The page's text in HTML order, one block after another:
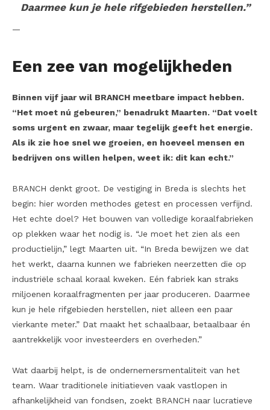
Daarmee kun je hele rifgebieden herstellen.”
—
Een zee van mogelijkheden
Binnen vijf jaar wil BRANCH meetbare impact hebben.
“Het moet nú gebeuren,” benadrukt Maarten. “Dat voelt
soms urgent en zwaar, maar tegelijk geeft het energie.
Als ik zie hoe snel we groeien, en hoeveel mensen en
bedrijven ons willen helpen, weet ik: dit kan echt.”
BRANCH denkt groot. De vestiging in Breda is slechts het
begin: hier worden methodes getest en processen verfijnd.
Het echte doel? Het bouwen van volledige koraalfabrieken
op plekken waar het nodig is. “Je moet het zien als een
productielijn,” legt Maarten uit. “In Breda bewijzen we dat
het werkt, daarna kunnen we fabrieken neerzetten die op
industriële schaal koraal kweken. Eén fabriek kan straks
miljoenen koraalfragmenten per jaar produceren. Daarmee
kun je hele rifgebieden herstellen, niet alleen een paar
vierkante meter.” Dat maakt het schaalbaar, betaalbaar én
aantrekkelijk voor investeerders en overheden.”
Wat daarbij helpt, is de ondernemersmentaliteit van het
team. Waar traditionele initiatieven vaak vastlopen in
afhankelijkheid van fondsen, zoekt BRANCH naar lucratieve